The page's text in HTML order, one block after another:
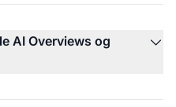
AI Overviews og